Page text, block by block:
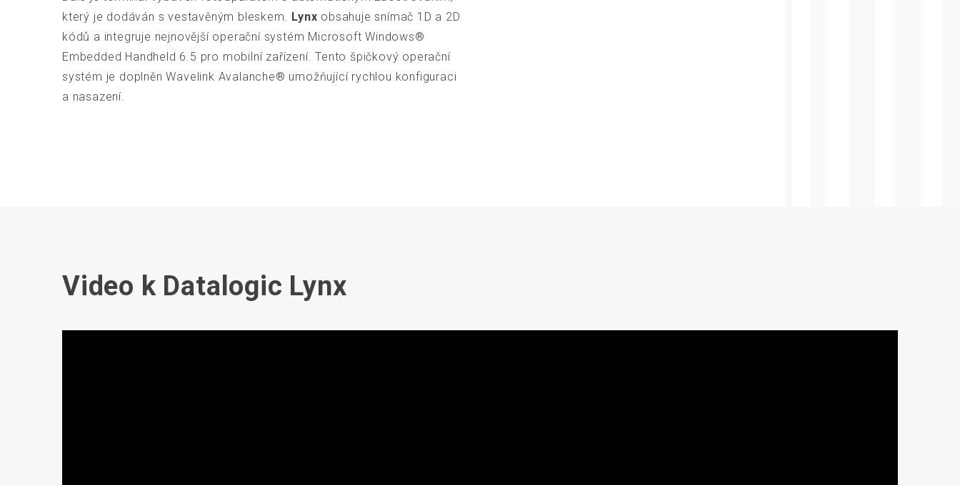
který je dodáván s vestavěným bleskem. Lynx obsahuje snímač 1D a 2D
kódů a integruje nejnovější operační systém Microsoft Windows®
Embedded Handheld 6.5 pro mobilní zařízení. Tento špičkový operační
systém je doplněn Wavelink Avalanche® umožňující rychlou konfiguraci
a nasazení.
Video k Datalogic Lynx